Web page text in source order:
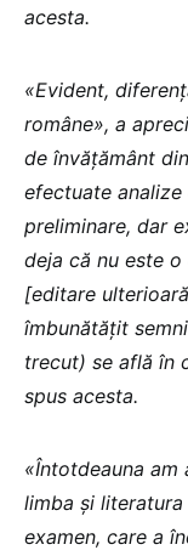
acesta.
«Evident,
române», a
de învățământ
efectuate
preliminare, dar
deja că nu este
[editare
îmbunătățit
trecut) se află în
spus acesta.
«Întotdeauna
limba și
examen, care a